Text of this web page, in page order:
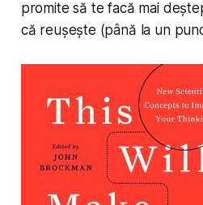
promite să te facă mai
că reușește (până la un